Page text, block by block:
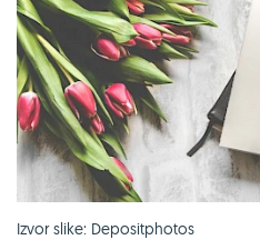
Izvor slike: Depositphotos